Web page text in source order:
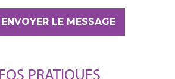
this field empty.
PRATIQUES